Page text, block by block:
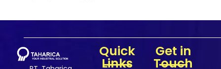
Quick
Links
Get in
Touch